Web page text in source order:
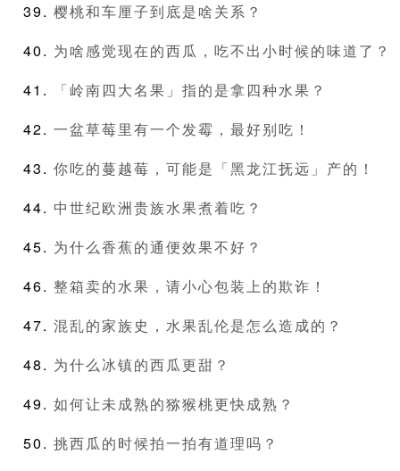
樱桃和车厘子到底是啥关系？
为啥感觉现在的西瓜，吃不出小时候的味道了？
「岭南四大名果」指的是拿四种水果？
一盆草莓里有一个发霉，最好别吃！
你吃的蔓越莓，可能是「黑龙江抚远」产的！
中世纪欧洲贵族水果煮着吃？
为什么香蕉的通便效果不好？
整箱卖的水果，请小心包装上的欺诈！
混乱的家族史，水果乱伦是怎么造成的？
为什么冰镇的西瓜更甜？
如何让未成熟的猕猴桃更快成熟？
挑西瓜的时候拍一拍有道理吗？